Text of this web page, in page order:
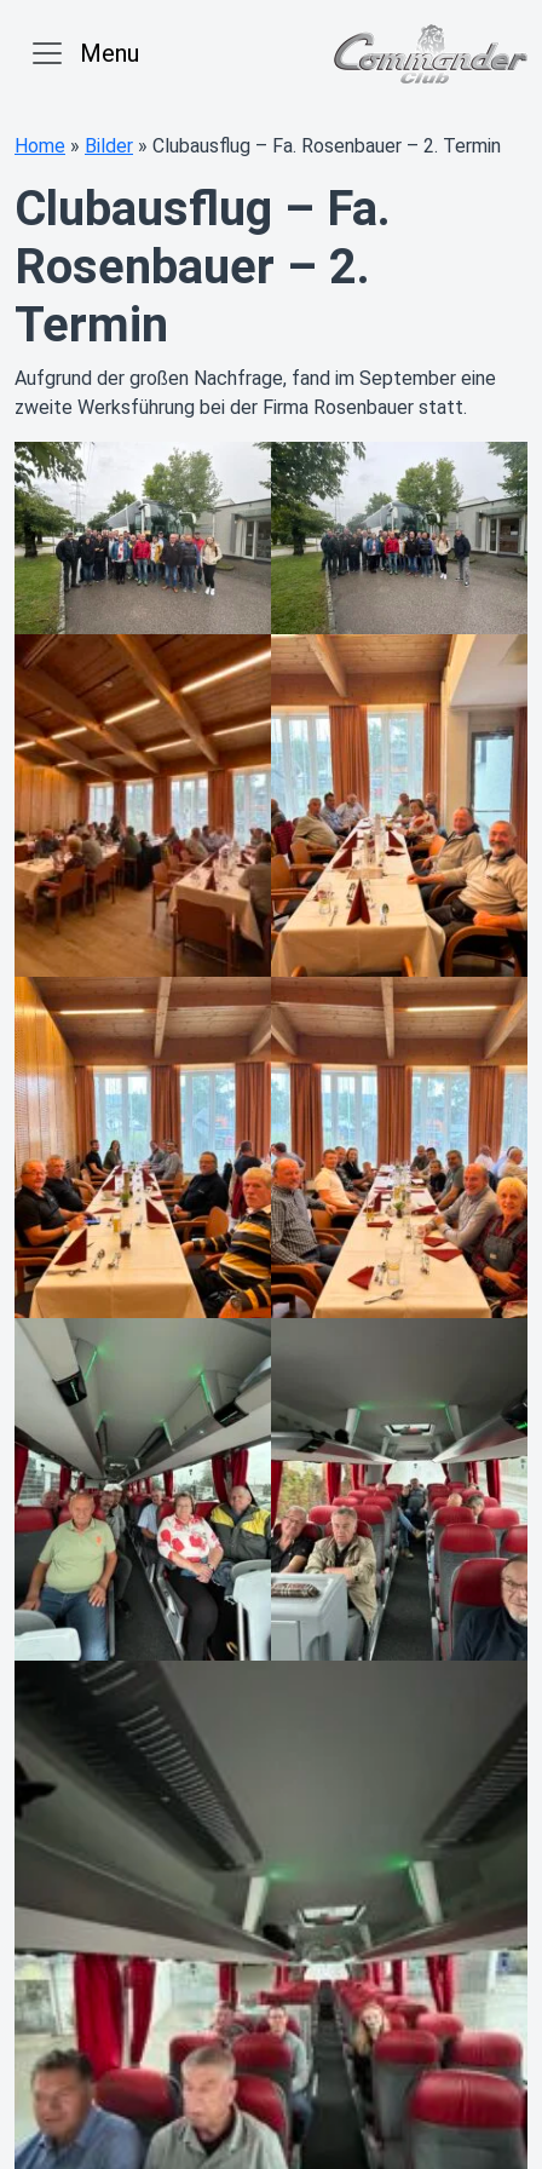
Menu
Home » Bilder » Clubausflug – Fa. Rosenbauer – 2. Termin
Clubausflug – Fa.
Rosenbauer – 2.
Termin
Aufgrund der großen Nachfrage, fand im September eine
zweite Werksführung bei der Firma Rosenbauer statt.